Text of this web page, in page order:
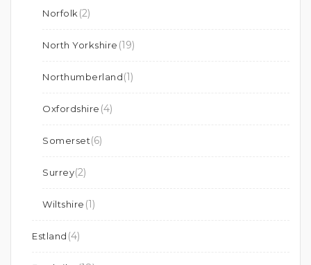
Norfolk(2)
North Yorkshire (19)
Northumberland(1)
Oxfordshire (4)
Somerset(6)
Surrey(2)
Wiltshire (1)
Estland (4)